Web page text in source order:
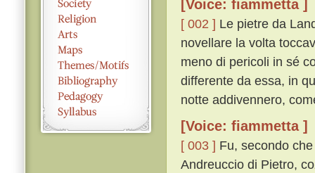
[Voice: fiammetta ]
[ 002 ] Le pietre da
novellare la volta
meno di pericoli in sé
differente da essa, in
notte addivennero,
[Voice: fiammetta ]
[ 003 ] Fu, secondo
Andreuccio di Pietro,